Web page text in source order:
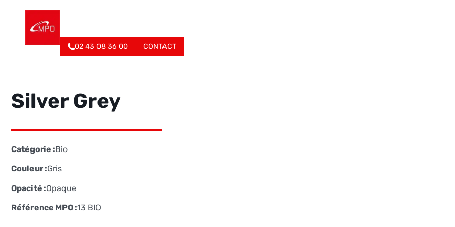
02 43 08 36 00 CONTACT
Silver Grey
Catégorie :Bio
Couleur :Gris
Opacité :Opaque
Référence MPO :13 BIO